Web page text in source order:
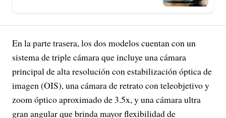
En la parte trasera, los dos modelos cuentan con un
sistema de triple cámara que incluye una cámara
principal de alta resolución con estabilización óptica de
imagen (OIS), una cámara de retrato con teleobjetivo y
zoom óptico aproximado de 3.5x, y una cámara ultra
gran angular que brinda mayor flexibilidad de